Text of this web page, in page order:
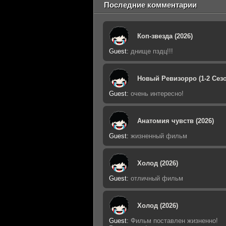
Последние комментарии
Коп-звезда (2026)
Guest: днище пздц!!!
Новый Ревизорро (1-2
Guest: очень интересно!
Анатомия чувств (2026)
Guest: жизненный фильм
Холод (2026)
Guest: отличный фильм
Холод (2026)
Guest: Фильм поставлен жизненно!